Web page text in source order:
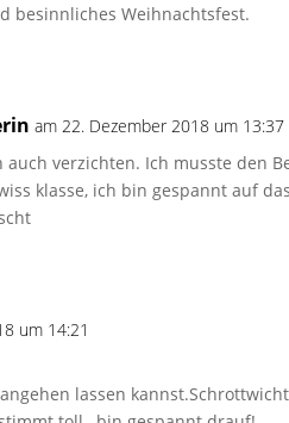
besinnliches Weihnachtsfest.
am 22. Dezember 2018 um 13:37
auch verzichten. Ich musste den
klasse, ich bin gespannt auf
um 14:21
lassen